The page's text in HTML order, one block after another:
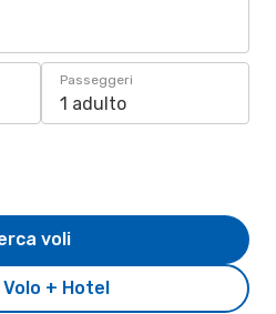
Passeggeri
1 adulto
+ Hotel
voli